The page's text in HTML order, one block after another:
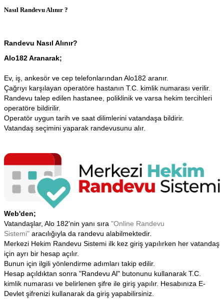
Nasıl Randevu Alınır ?
Randevu Nasıl Alınır?
Alo182 Aranarak;
Ev, iş, ankesör ve cep telefonlarından Alo182 aranır.
Çağrıyı karşılayan operatöre hastanın T.C. kimlik numarası verilir.
Randevu talep edilen hastanee, poliklinik ve varsa hekim tercihleri
operatöre bildirilir.
Operatör uygun tarih ve saat dilimlerini vatandaşa bildirir.
Vatandaş seçimini yaparak randevusunu alır.
Web'den;
Vatandaşlar, Alo 182'nin yanı sıra "Online Randevu
Sistemi" aracılığıyla da randevu alabilmektedir.
Merkezi Hekim Randevu Sistemi ilk kez giriş yapılırken her vatandaş
için ayrı bir hesap açılır.
Bunun için ilgili yönlendirme adımları takip edilir.
Hesap açıldıktan sonra "Randevu Al" butonunu kullanarak T.C.
kimlik numarası ve belirlenen şifre ile giriş yapılır. Hesabınıza E-
Devlet şifrenizi kullanarak da giriş yapabilirsiniz.